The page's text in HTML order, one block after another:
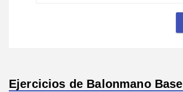
Ejercicios de Balonmano Base